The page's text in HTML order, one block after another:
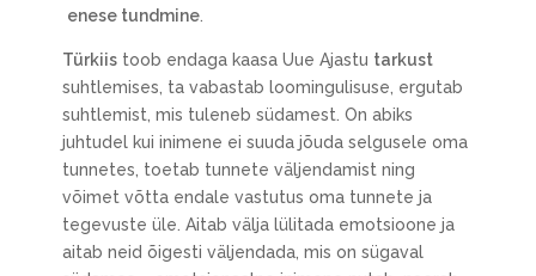
enese tundmine.
Türkiistoob endaga kaasa Uue Ajastu tarkust
suhtlemises, ta vabastab loomingulisuse, ergutab
suhtlemist, mis tuleneb südamest. On abiks
juhtudel kui inimene ei suuda jõuda selgusele oma
tunnetes, toetab tunnete väljendamist ning
võimet võtta endale vastutus oma tunnete ja
tegevuste üle. Aitab välja lülitada emotsioone ja
aitab neid õigesti väljendada, mis on sügaval